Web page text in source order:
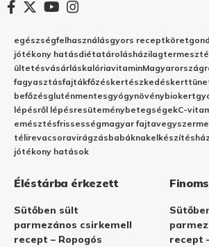
egészségfelhasználásgyors receptköret
jótékony hatásdiétatárolásházilag
ültetésvásárláskalóriavitaminMagyarország
fagyasztásfajtákfőzéskertészkedéskert
befőzésgluténmentesgyógynövénybiokert
lépésről lépésresüteménybetegségekC-
emésztésfrissességmagyar fajta
télirevacsoravirágzásbabáknakelkészítés
jótékony hatások
Éléstárba érkezett
Sütőben sült
parmezános csirkemell
recept – Ropogós
recept